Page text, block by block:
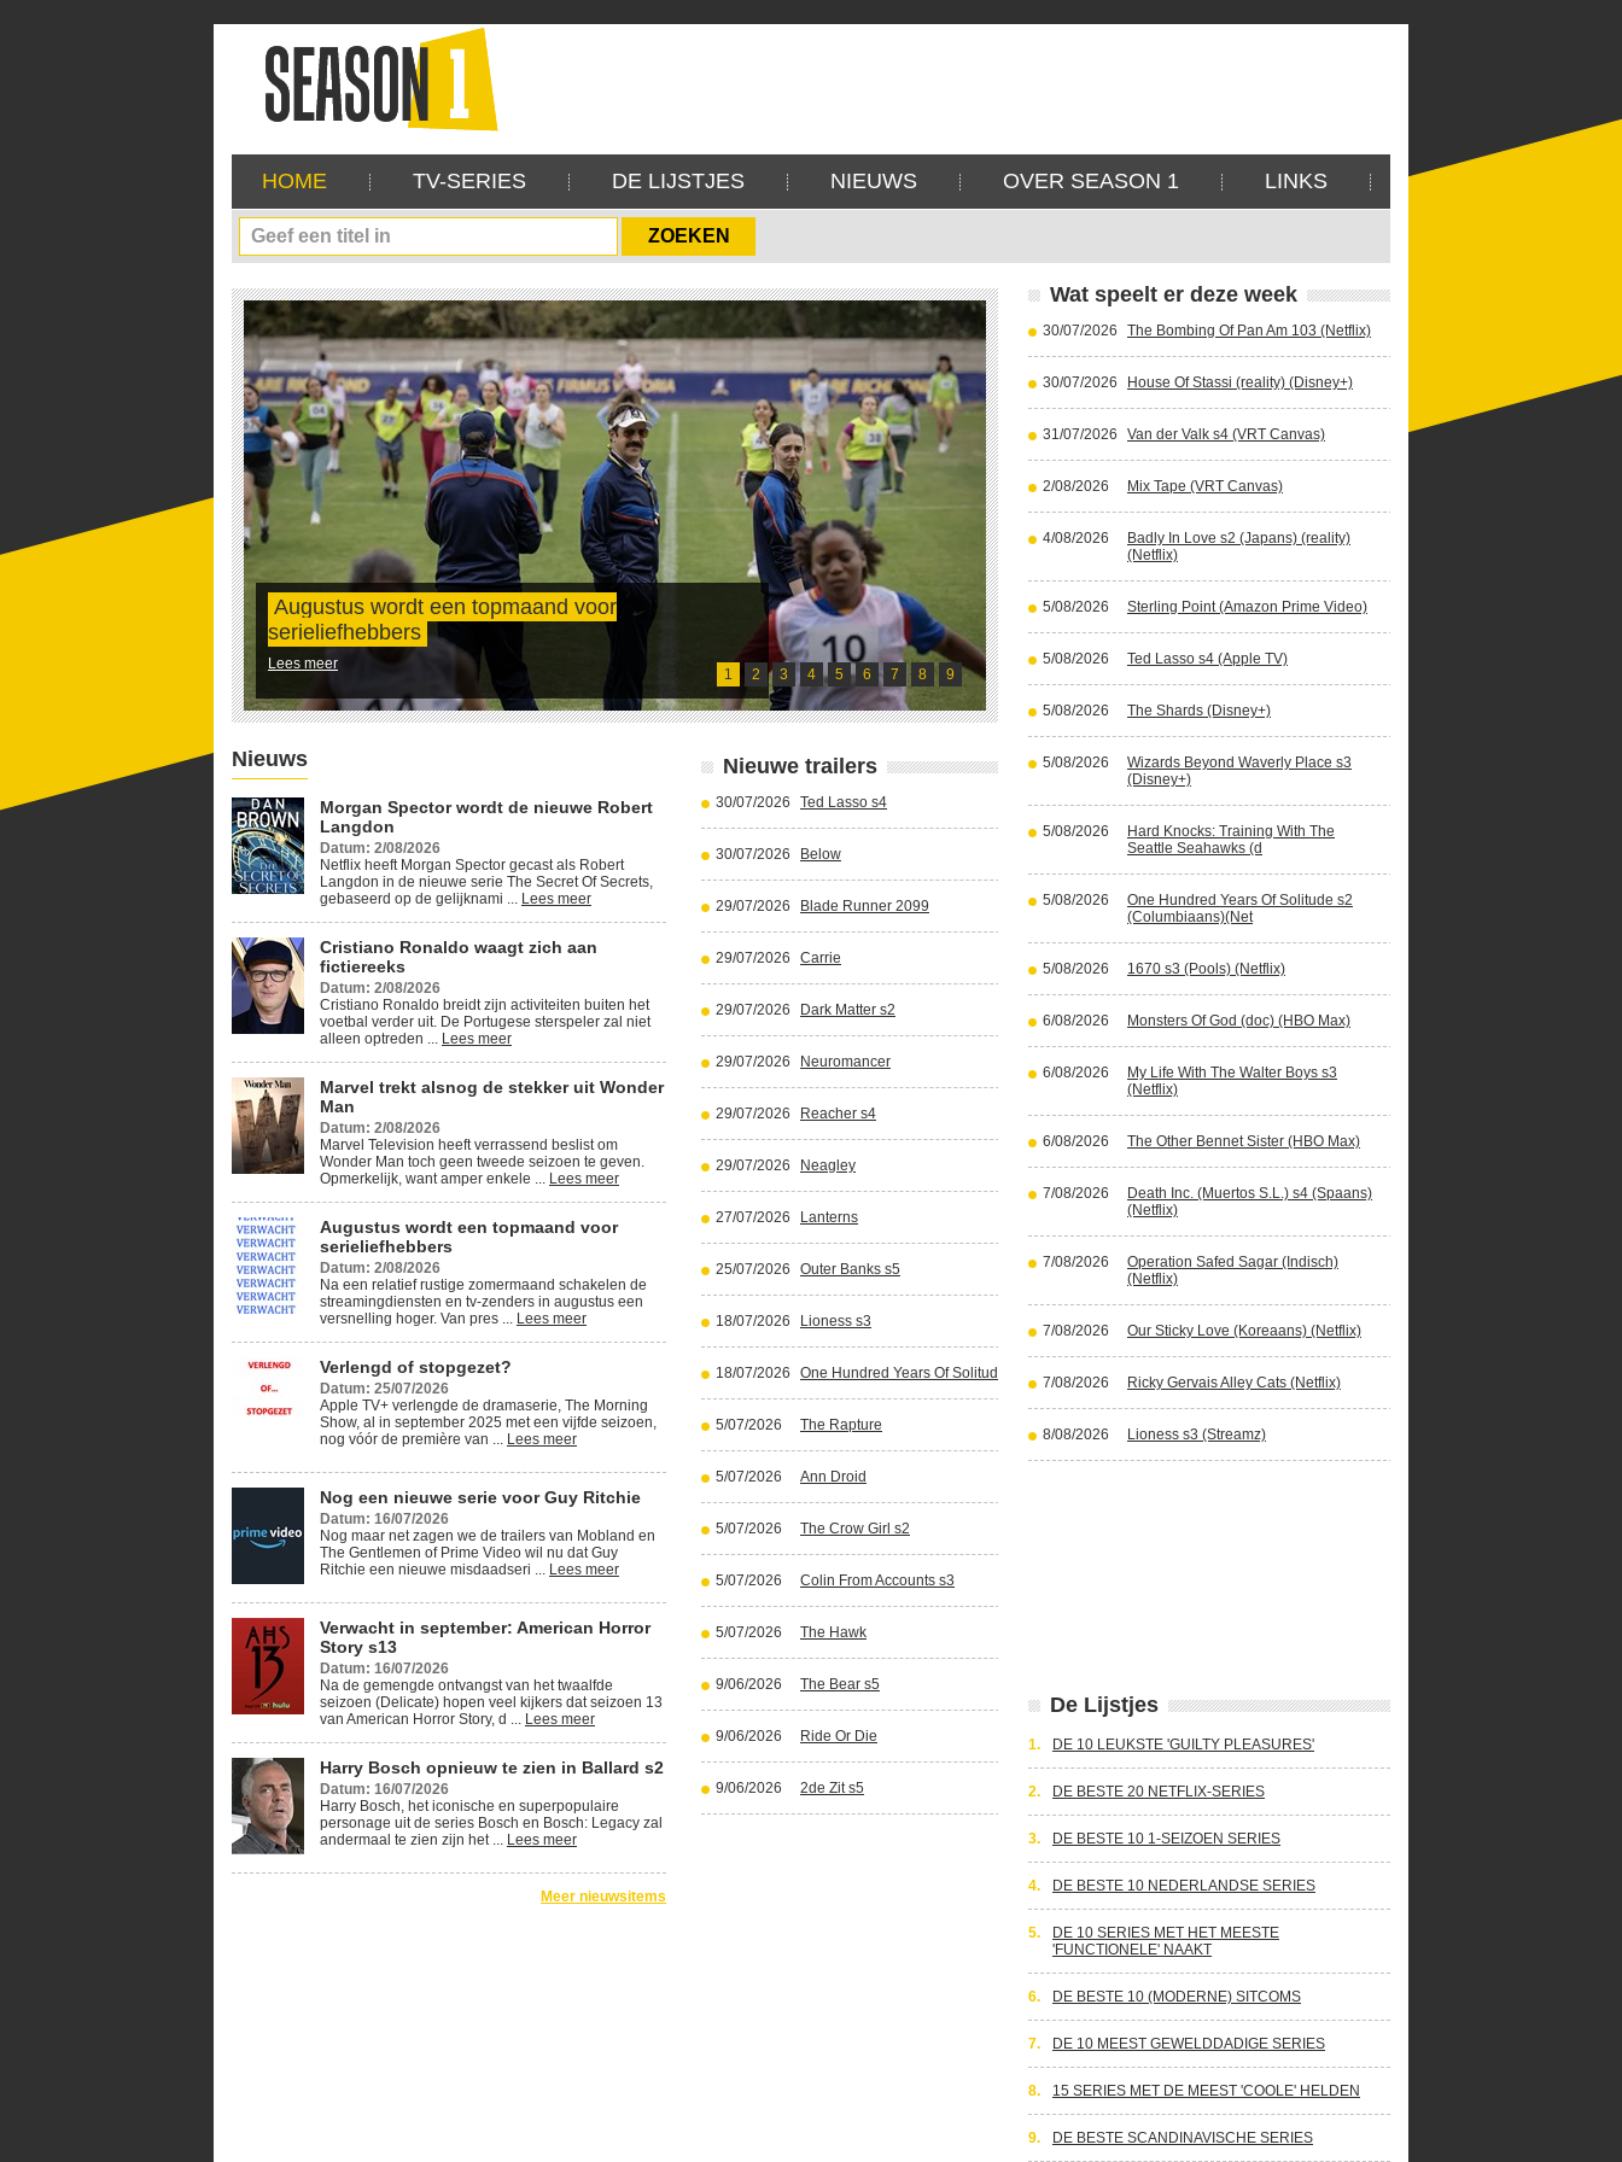
HOME TV-SERIES DE LIJSTJES NIEUWS OVER SEASON 1 LINKS
Augustus wordt een topmaand voor
serieliefhebbers
Lees meer
Cristiano Ronaldo waagt zich aan fictiereeks
Lees meer
1 2 3 4 5 6 7 8 9
Nieuws
Morgan Spector wordt de nieuwe Robert
Langdon
Datum: 2/08/2026
Netflix heeft Morgan Spector gecast als Robert
Langdon in de nieuwe serie The Secret Of Secrets,
gebaseerd op de gelijknami ... Lees meer
Cristiano Ronaldo waagt zich aan
fictiereeks
Datum: 2/08/2026
Cristiano Ronaldo breidt zijn activiteiten buiten het
voetbal verder uit. De Portugese sterspeler zal niet
alleen optreden ... Lees meer
Marvel trekt alsnog de stekker uit Wonder
Man
Datum: 2/08/2026
Marvel Television heeft verrassend beslist om
Wonder Man toch geen tweede seizoen te geven.
Opmerkelijk, want amper enkele ... Lees meer
Augustus wordt een topmaand voor
serieliefhebbers
Datum: 2/08/2026
Na een relatief rustige zomermaand schakelen de
streamingdiensten en tv-zenders in augustus een
versnelling hoger. Van pres ... Lees meer
Verlengd of stopgezet?
Datum: 25/07/2026
Apple TV+ verlengde de dramaserie, The Morning
Show, al in september 2025 met een vijfde seizoen,
nog vóór de première van ... Lees meer
Nog een nieuwe serie voor Guy Ritchie
Datum: 16/07/2026
Nog maar net zagen we de trailers van Mobland en
The Gentlemen of Prime Video wil nu dat Guy
Ritchie een nieuwe misdaadseri ... Lees meer
Verwacht in september: American Horror
Story s13
Datum: 16/07/2026
Na de gemengde ontvangst van het twaalfde
seizoen (Delicate) hopen veel kijkers dat seizoen 13
van American Horror Story, d ... Lees meer
Harry Bosch opnieuw te zien in Ballard s2
Datum: 16/07/2026
Harry Bosch, het iconische en superpopulaire
personage uit de series Bosch en Bosch: Legacy zal
andermaal te zien zijn het ... Lees meer
Meer nieuwsitems
Nieuwe trailers
30/07/2026 Ted Lasso s4
30/07/2026 Below
29/07/2026 Blade Runner 2099
29/07/2026 Carrie
29/07/2026 Dark Matter s2
29/07/2026 Neuromancer
29/07/2026 Reacher s4
29/07/2026 Neagley
27/07/2026 Lanterns
25/07/2026 Outer Banks s5
18/07/2026 Lioness s3
18/07/2026 One Hundred Years Of Solitude part 2
5/07/2026 The Rapture
5/07/2026 Ann Droid
5/07/2026 The Crow Girl s2
5/07/2026 Colin From Accounts s3
5/07/2026 The Hawk
9/06/2026 The Bear s5
9/06/2026 Ride Or Die
9/06/2026 2de Zit s5
Wat speelt er deze week
30/07/2026 The Bombing Of Pan Am 103 (Netflix)
30/07/2026 House Of Stassi (reality) (Disney+)
31/07/2026 Van der Valk s4 (VRT Canvas)
2/08/2026 Mix Tape (VRT Canvas)
4/08/2026
Badly In Love s2 (Japans) (reality)
(Netflix)
5/08/2026 Sterling Point (Amazon Prime Video)
5/08/2026 Ted Lasso s4 (Apple TV)
5/08/2026 The Shards (Disney+)
5/08/2026
Wizards Beyond Waverly Place s3
(Disney+)
5/08/2026
Hard Knocks: Training With The
Seattle Seahawks (d
5/08/2026
One Hundred Years Of Solitude s2
(Columbiaans)(Net
5/08/2026 1670 s3 (Pools) (Netflix)
6/08/2026 Monsters Of God (doc) (HBO Max)
6/08/2026
My Life With The Walter Boys s3
(Netflix)
6/08/2026 The Other Bennet Sister (HBO Max)
7/08/2026
Death Inc. (Muertos S.L.) s4 (Spaans)
(Netflix)
7/08/2026
Operation Safed Sagar (Indisch)
(Netflix)
7/08/2026 Our Sticky Love (Koreaans) (Netflix)
7/08/2026 Ricky Gervais Alley Cats (Netflix)
8/08/2026 Lioness s3 (Streamz)
De Lijstjes
1. DE 10 LEUKSTE 'GUILTY PLEASURES'
2. DE BESTE 20 NETFLIX-SERIES
3. DE BESTE 10 1-SEIZOEN SERIES
4. DE BESTE 10 NEDERLANDSE SERIES
5.
DE 10 SERIES MET HET MEESTE
'FUNCTIONELE' NAAKT
6. DE BESTE 10 (MODERNE) SITCOMS
7. DE 10 MEEST GEWELDDADIGE SERIES
8. 15 SERIES MET DE MEEST 'COOLE' HELDEN
9. DE BESTE SCANDINAVISCHE SERIES